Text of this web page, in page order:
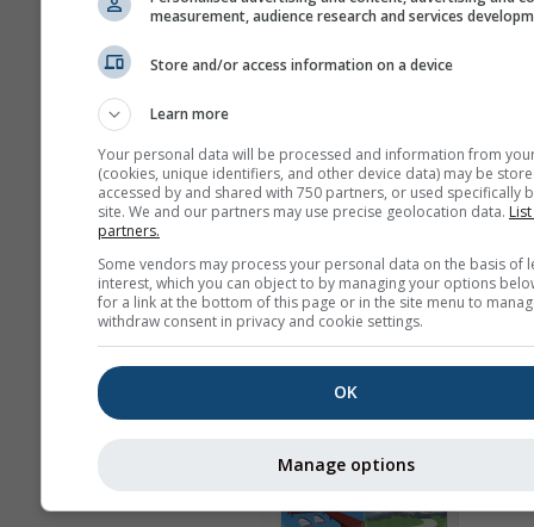
Görünüm
Gün
Arka plan
Arka plan resmi ile
Arka plan renkli
Arka plan yok: Açık
Daha fazla hava durumu
measurement, audience research and services
Store and/or access information on a device
Learn more
Your personal data will be processed and information from
(cookies, unique identifiers, and other device data) may be
accessed by and shared with 750 partners, or used specifically
site. We and our partners may use precise geolocation data.
partners.
Some vendors may process your personal data on the basis of
interest, which you can object to by managing your options
for a link at the bottom of this page or in the site menu to
withdraw consent in privacy and cookie settings.
OK
Manage options